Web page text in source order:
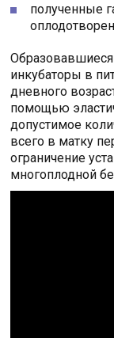
полученные
инкубаторы в
дневного
помощью
допустимое
всего в матку
ограничение
многоплодной